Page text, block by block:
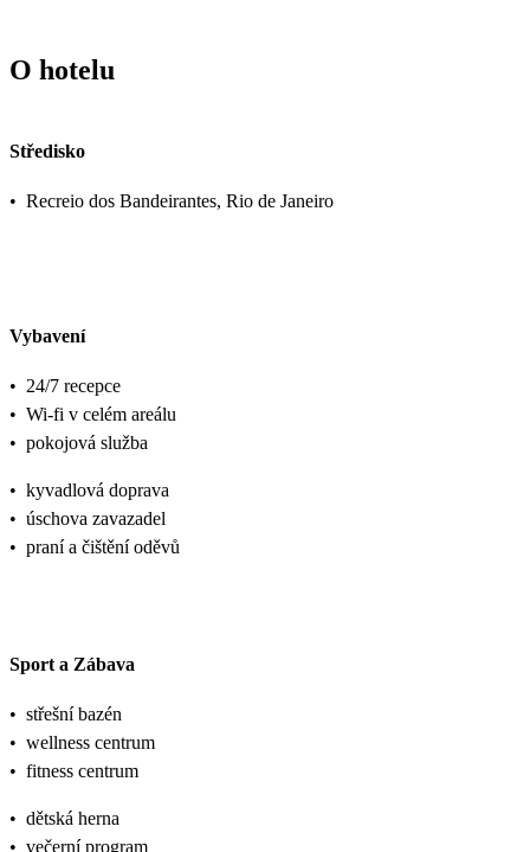
O hotelu
Středisko
• Recreio dos Bandeirantes, Rio de Janeiro
Vybavení
• 24/7 recepce
• Wi-fi v celém areálu
• pokojová služba
• kyvadlová doprava
• úschova zavazadel
• praní a čištění oděvů
Sport a Zábava
• střešní bazén
• wellness centrum
• fitness centrum
• dětská herna
• večerní program